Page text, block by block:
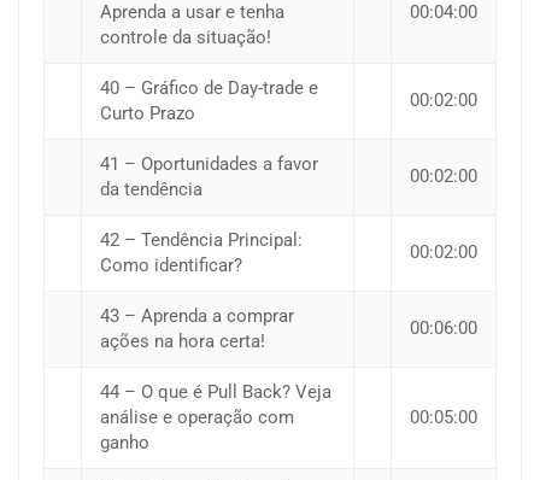
Aprenda a usar e tenha
controle da situação!
00:04:00
40 – Gráfico de Day-trade e
Curto Prazo
00:02:00
41 – Oportunidades a favor
da tendência
00:02:00
42 – Tendência Principal:
Como identificar?
00:02:00
43 – Aprenda a comprar
ações na hora certa!
00:06:00
44 – O que é Pull Back? Veja
análise e operação com
ganho
00:05:00